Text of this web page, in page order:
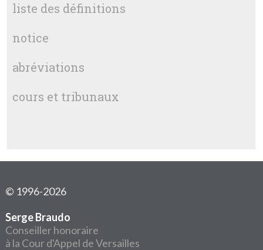
liste des définitions
notice
abréviations
cours et tribunaux
© 1996-2026
Serge Braudo
Conseiller honoraire
à la Cour d'Appel de Versailles